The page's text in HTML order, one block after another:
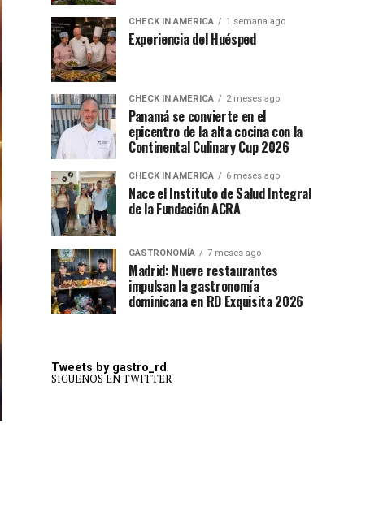
CHECK IN AMERICA 1 semana ago
Experiencia del Huésped
CHECK IN AMERICA 2 meses ago
Panamá se convierte en el
epicentro de la alta cocina con la
Continental Culinary Cup 2026
CHECK IN AMERICA 6 meses ago
Nace el Instituto de Salud Integral
de la Fundación ACRA
GASTRONOMÍA 7 meses ago
Madrid: Nueve restaurantes
impulsan la gastronomía
dominicana en RD Exquisita 2026
Tweets by gastro_rd
SIGUENOS EN TWITTER